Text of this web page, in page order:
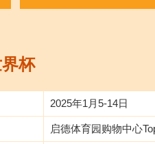
杯
2025年1月5-14日
启德体育园购物中心